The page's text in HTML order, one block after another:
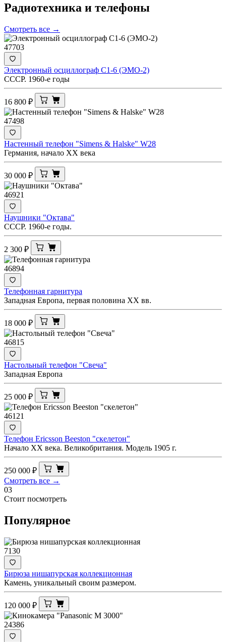
Радиотехника и телефоны
Смотреть все →
47703
Электронный осциллограф С1-6 (ЭМО-2)
СССР. 1960-е годы
16 800 ₽
47498
Настенный телефон "Simens & Halske" W28
Германия, начало ХХ века
30 000 ₽
46921
Наушники "Октава"
СССР. 1960-е годы.
2 300 ₽
46894
Телефонная гарнитура
Западная Европа, первая половина XX вв.
18 000 ₽
46815
Настольный телефон "Свеча"
Западная Европа
25 000 ₽
46121
Телефон Ericsson Beeston "скелетон"
Начало XX века. Великобритания. Модель 1905 г.
250 000 ₽
Смотреть все →
03
Стоит посмотреть
Популярное
7130
Бирюза нишапурская коллекционная
Камень, уникальный своим размером.
120 000 ₽
24386